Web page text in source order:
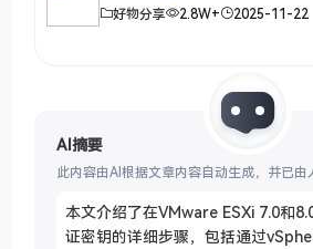
好物分享 2.8W+ 2025-11-22
AI摘要
此内容由AI根据文章内容自动生成，并已由
本文介绍了在VMware ESXi 7.0和
证密钥的详细步骤，包括通过